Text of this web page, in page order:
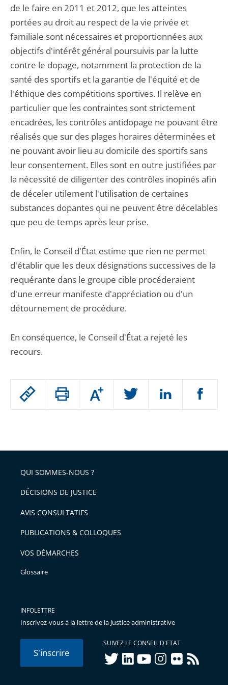
Passer
arriver
après
Augmenter
ou
l'article
pour
avant
de le faire en 2011 et 2012, que les atteintes
portées au droit au respect de la vie privée et
familiale sont nécessaires et proportionnées aux
objectifs d'intérêt général poursuivis par la lutte
contre le dopage, notamment la protection de la
santé des sportifs et la garantie de l'équité et de
l'éthique des compétitions sportives. Il relève en
particulier que les contraintes sont strictement
encadrées, les contrôles antidopage ne pouvant être
réalisés que sur des plages horaires déterminées et
ne pouvant avoir lieu au domicile des sportifs sans
leur consentement. Elles sont en outre justifiées par
la nécessité de diligenter des contrôles inopinés afin
de déceler utilement l'utilisation de certaines
substances dopantes qui ne peuvent être décelables
que peu de temps après leur prise.
Enfin, le Conseil d'État estime que rien ne permet
d'établir que les deux désignations successives de la
requérante dans le groupe cible procéderaient
d'une erreur manifeste d'appréciation ou d'un
détournement de procédure.
En conséquence, le Conseil d'État a rejeté les
recours.
QUI SOMMES-NOUS ?
DÉCISIONS DE JUSTICE
AVIS CONSULTATIFS
PUBLICATIONS & COLLOQUES
VOS DÉMARCHES
Glossaire
INFOLETTRE
Inscrivez-vous à la lettre de la Justice administrative
S'inscrire
SUIVEZ LE CONSEIL D'ETAT
twitterlinkedInyoutubeinstagram
flickr rss